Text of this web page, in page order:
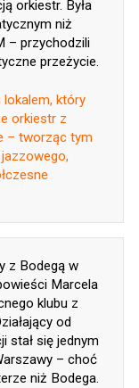
orkiestr. Była
niż
– przychodzili
przeżycie.
lokalem, który
orkiestr z
– tworząc tym
z Bodegą w
Marcela
klubu z
od
stał się jednym
– choć
niż Bodega.